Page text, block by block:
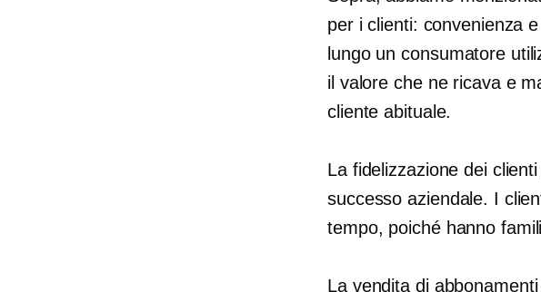
per i clienti: convenienza
lungo un consumatore
il valore che ne ricava e
cliente abituale.
La fidelizzazione dei
successo aziendale. I
tempo, poiché hanno
La vendita di